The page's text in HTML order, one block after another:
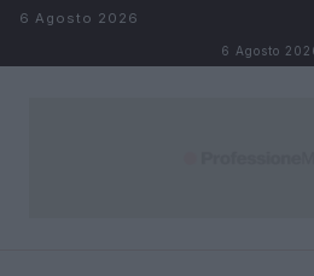
Salta al contenuto
6 Agosto 2026
6 Agosto